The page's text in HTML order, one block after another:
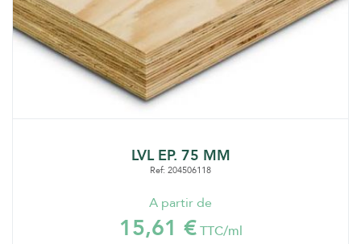
LVL EP. 75 MM
Ref: 204506118
A partir de
15,61 € TTC/ml